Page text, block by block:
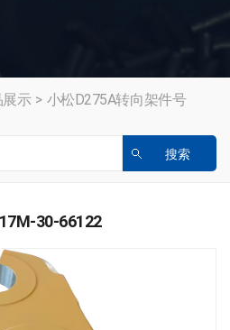
展示 > 小松D275A转向架件号
30-66122